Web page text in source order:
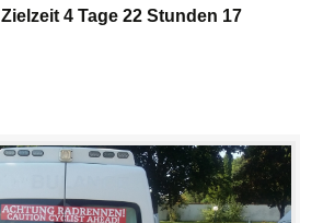
Zielzeit 4 Tage 22 Stunden 17